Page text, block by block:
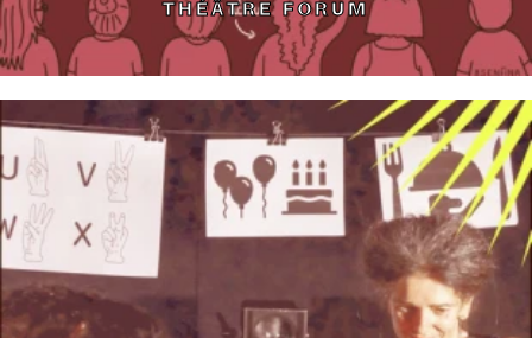
THÉÂTRE FORUM